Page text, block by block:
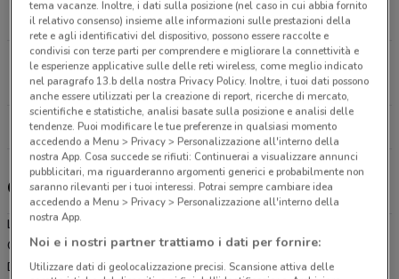
10.6 km
APERTO
Località Vecchi, 9 Peschiera Del Garda
15.2 km
APERTO
Tutti i negozi Lidl
Gli sconti del nuovo volantino Lidl e i negozi
Lidl è presente in vari punti della città: lo trovi in Via Delle Tezze 1
Carpenedolo, Via Trieste 99 Montichiari, Via Guglielmo Marconi Snc
Desenzano Del Garda, Strada Bernolini Castel Goffredo, Località
tema vacanze. Inoltre, i dati sulla posizione (nel caso in cui abbia fornito
il relativo consenso) insieme alle informazioni sulle prestazioni della
rete e agli identificativi del dispositivo, possono essere raccolte e
condivisi con terze parti per comprendere e migliorare la connettività e
le esperienze applicative sulle delle reti wireless, come meglio indicato
nel paragrafo 13.b della nostra Privacy Policy. Inoltre, i tuoi dati possono
anche essere utilizzati per la creazione di report, ricerche di mercato,
scientifiche e statistiche, analisi basate sulla posizione e analisi delle
tendenze. Puoi modificare le tue preferenze in qualsiasi momento
accedendo a Menu > Privacy > Personalizzazione all'interno della
nostra App. Cosa succede se rifiuti: Continuerai a visualizzare annunci
pubblicitari, ma riguarderanno argomenti generici e probabilmente non
saranno rilevanti per i tuoi interessi. Potrai sempre cambiare idea
accedendo a Menu > Privacy > Personalizzazione all'interno della
nostra App.
Noi e i nostri partner trattiamo i dati per fornire:
Utilizzare dati di geolocalizzazione precisi. Scansione attiva delle